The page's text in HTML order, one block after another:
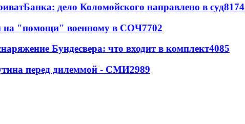
дело Коломойского направлено в суд8174
"помощи" военному в СОЧ7702
Бундесвера: что входит в комплект4085
перед дилеммой - СМИ2989